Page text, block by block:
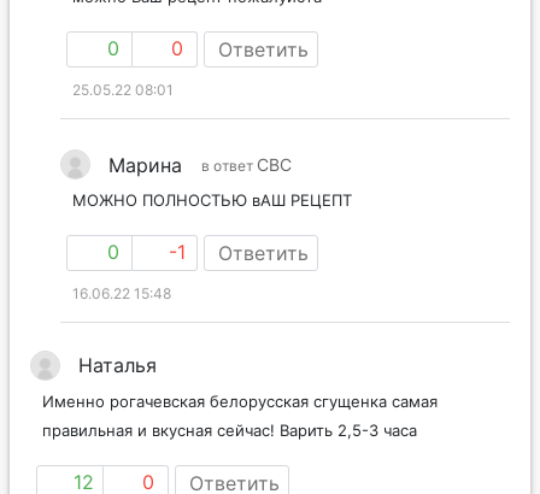
0 0 Ответить
25.05.22 08:01
Марина в ответ СВС
0 -1 Ответить
16.06.22 15:48
Именно рогачевская белорусская сгущенка самая